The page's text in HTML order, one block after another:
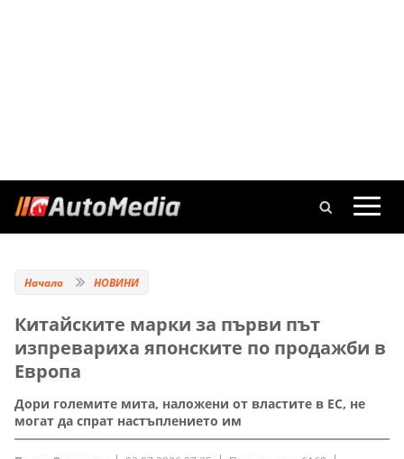
Начало НОВИНИ
Китайските марки за първи път
изпревариха японските по продажби в
Европа
Дори големите мита, наложени от властите в ЕС, не
могат да спрат настъплението им